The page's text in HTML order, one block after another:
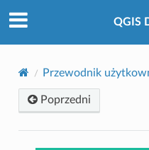
QGIS
Przewodnik
Poprzedni